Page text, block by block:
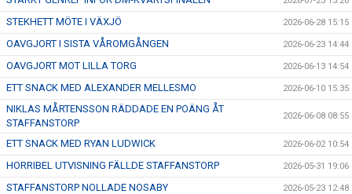
STEKHETT MÖTE I VÄXJÖ 2026-06-28 15:15
OAVGJORT I SISTA VÅROMGÅNGEN 2026-06-23 14:44
OAVGJORT MOT LILLA TORG 2026-06-13 14:54
ETT SNACK MED ALEXANDER MELLESMO 2026-06-10 15:35
NIKLAS MÅRTENSSON RÄDDADE EN POÄNG ÅT
STAFFANSTORP
2026-06-08 08:55
ETT SNACK MED RYAN LUDWICK 2026-06-02 10:54
HORRIBEL UTVISNING FÄLLDE STAFFANSTORP 2026-05-31 19:06
STAFFANSTORP NOLLADE NOSABY 2026-05-23 12:48